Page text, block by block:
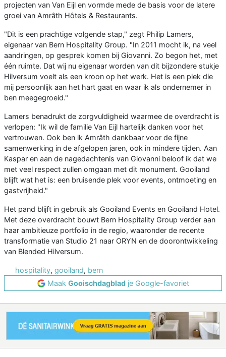
projecten van Van Eijl en vormde mede de basis voor de latere
groei van Amrâth Hôtels & Restaurants.
"Dit is een prachtige volgende stap," zegt Philip Lamers,
eigenaar van Bern Hospitality Group. "In 2011 mocht ik, na veel
aandringen, op gesprek komen bij Giovanni. Zo begon het, met
één ruimte. Dat wij nu eigenaar worden van dit bijzondere stukje
Hilversum voelt als een kroon op het werk. Het is een plek die
mij persoonlijk aan het hart gaat en waar ik als ondernemer in
ben meegegroeid."
Lamers benadrukt de zorgvuldigheid waarmee de overdracht is
verlopen: "Ik wil de familie Van Eijl hartelijk danken voor het
vertrouwen. Ook ben ik Amrâth dankbaar voor de fijne
samenwerking in de afgelopen jaren, ook in mindere tijden. Aan
Kaspar en aan de nagedachtenis van Giovanni beloof ik dat we
met veel respect zullen omgaan met dit monument. Gooiland
blijft wat het is: een bruisende plek voor events, ontmoeting en
gastvrijheid."
Het pand blijft in gebruik als Gooiland Events en Gooiland Hotel.
Met deze overdracht bouwt Bern Hospitality Group verder aan
haar ambitieuze portfolio in de regio, waaronder de recente
transformatie van Studio 21 naar ORYN en de doorontwikkeling
van Blended Hilversum.
hospitality, gooiland, bern
Maak Gooischdagbladje Google-favoriet